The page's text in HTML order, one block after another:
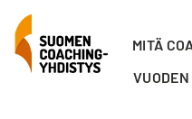
MITÄ
VUODEN